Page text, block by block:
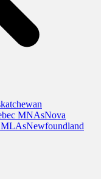
MNAsNova
Newfoundland